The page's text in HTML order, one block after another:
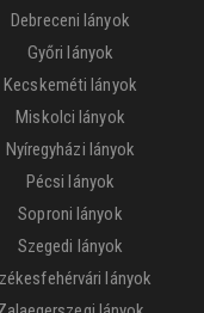
Debreceni lányok
Győri lányok
Kecskeméti lányok
Miskolci lányok
Nyíregyházi lányok
Pécsi lányok
Soproni lányok
Szegedi lányok
lányok